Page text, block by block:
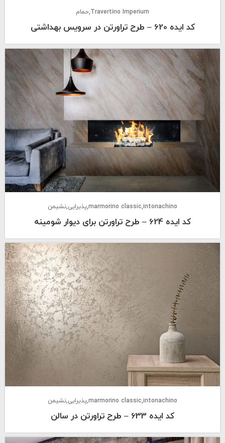
Travertino Imperium حمام
کد ایده 620 – طرح تراورتن در سرویس بهداشتی
intonachino
marmorino classicپذیرایی نشیمن
کد ایده 624 – طرح تراورتن برای دیوار شومینه
intonachino
marmorino classicپذیرایی نشیمن
کد ایده 633 – طرح تراورتن در سالن